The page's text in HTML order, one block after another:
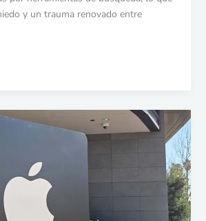
y un trauma renovado entre